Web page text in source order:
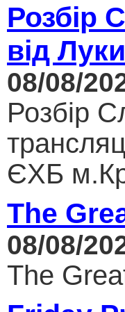
Розбір
від Луки
08/08/
Розбір
ЄХБ
The
08/08/
The